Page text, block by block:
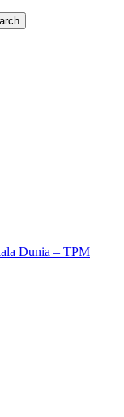
Dunia – TPM